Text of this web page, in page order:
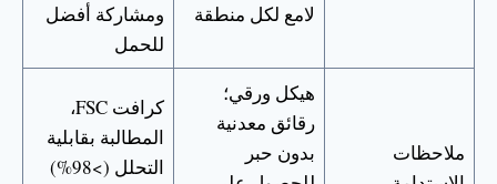
لامع لكل منطقة
ومشاركة أفضل
للحمل
ملاحظات
هيكل ورقي؛
رقائق معدنية
بدون حبر
كرافت FSC،
المطالبة بقابلية
التحلل (>98%)